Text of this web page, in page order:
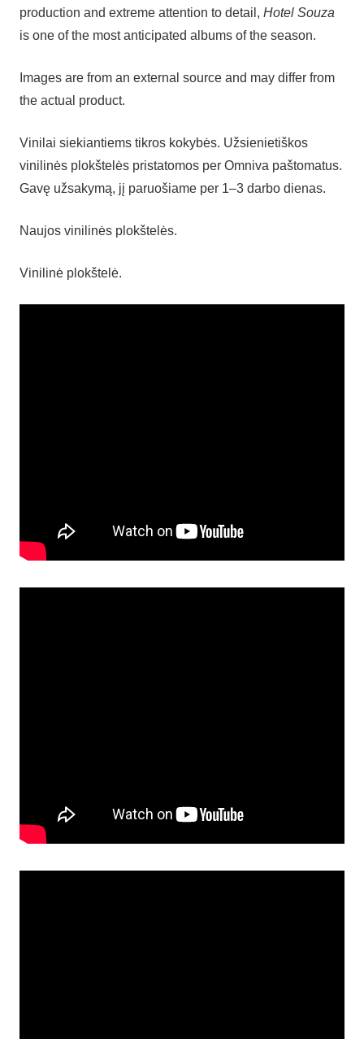
production and extreme attention to detail, Hotel Souza
is one of the most anticipated albums of the season.
Images are from an external source and may differ from
the actual product.
Vinilai siekiantiems tikros kokybės. Užsienietiškos
vinilinės plokštelės pristatomos per Omniva paštomatus.
Gavę užsakymą, jį paruošiame per 1–3 darbo dienas.
Naujos vinilinės plokštelės.
Vinilinė plokštelė.